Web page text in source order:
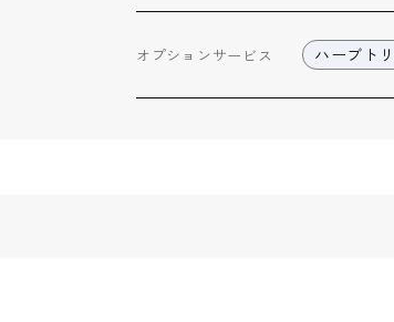
オプションサービス ハーブト